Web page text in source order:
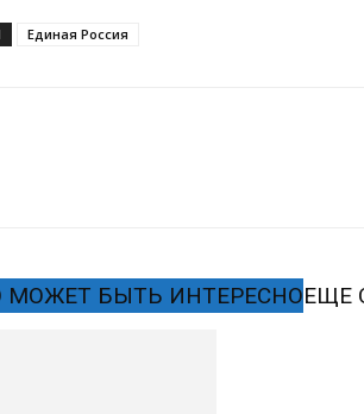
Единая Россия
МОЖЕТ БЫТЬ ИНТЕРЕСНОЕЩЕ